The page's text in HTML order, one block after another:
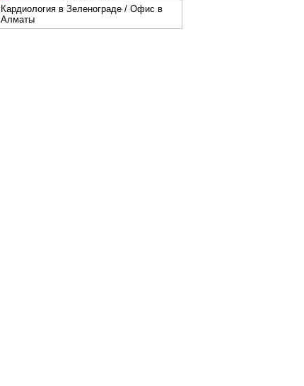
Кардиология в Зеленограде / Офис в
Алматы